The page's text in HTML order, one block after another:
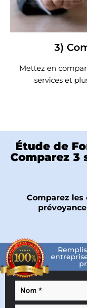
3)
Mettez en
services et
Étude de
Comparez 3
Comparez